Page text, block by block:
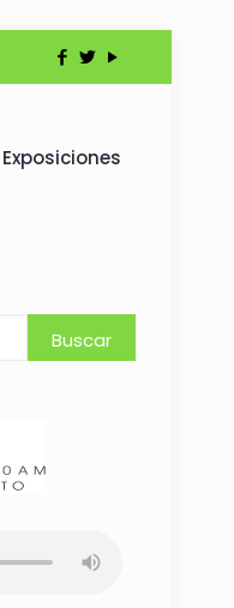
Exposiciones
Buscar